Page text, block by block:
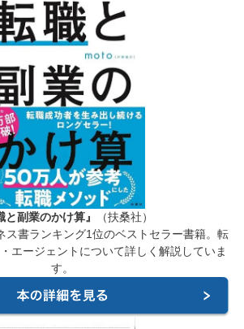
と副業のかけ算』
（扶桑社）
ス書ランキング1位のベストセラー書籍。転
エージェントについて詳しく解説していま
す。